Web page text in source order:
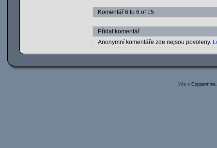
Komentář 6 to 6 of 15
Přidat komentář
Anonymní komentáře zde nejsou povoleny.
Vše o Coppermine